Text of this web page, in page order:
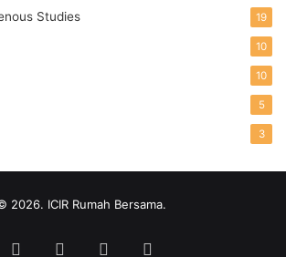
Studies 19
10
10
5
3
2026. ICIR Rumah Bersama.
FacebookTwitter YouTube